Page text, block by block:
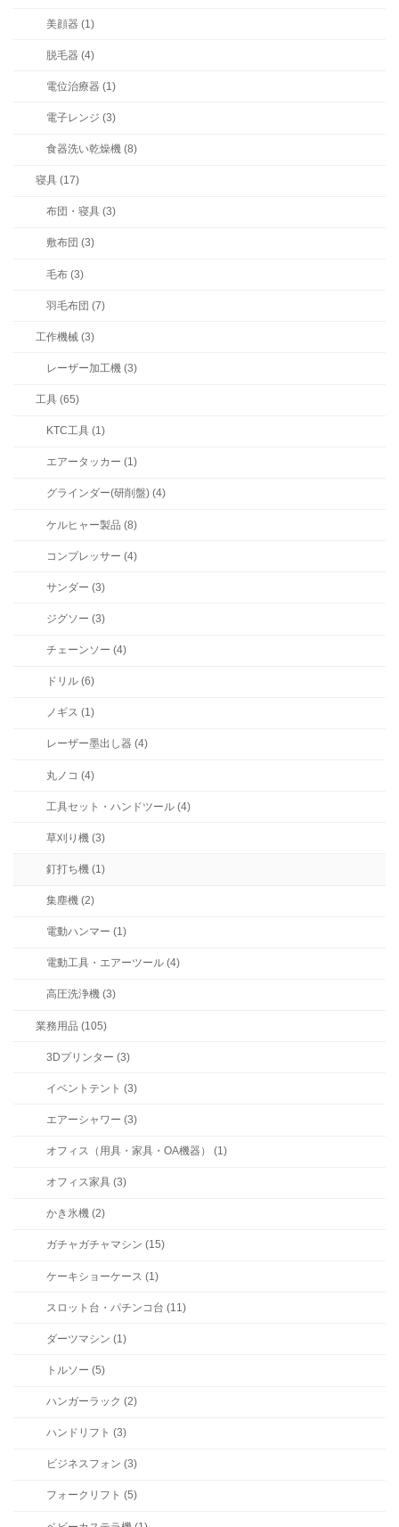
美顔器 (1)
脱毛器 (4)
電位治療器 (1)
電子レンジ (3)
食器洗い乾燥機 (8)
寝具 (17)
布団・寝具 (3)
敷布団 (3)
毛布 (3)
羽毛布団 (7)
工作機械 (3)
レーザー加工機 (3)
工具 (65)
KTC工具 (1)
エアータッカー (1)
グラインダー(研削盤) (4)
ケルヒャー製品 (8)
コンプレッサー (4)
サンダー (3)
ジグソー (3)
チェーンソー (4)
ドリル (6)
ノギス (1)
レーザー墨出し器 (4)
丸ノコ (4)
工具セット・ハンドツール (4)
草刈り機 (3)
釘打ち機 (1)
集塵機 (2)
電動ハンマー (1)
電動工具・エアーツール (4)
高圧洗浄機 (3)
業務用品 (105)
3Dプリンター (3)
イベントテント (3)
エアーシャワー (3)
オフィス（用具・家具・OA機器） (1)
オフィス家具 (3)
かき氷機 (2)
ガチャガチャマシン (15)
ケーキショーケース (1)
スロット台・パチンコ台 (11)
ダーツマシン (1)
トルソー (5)
ハンガーラック (2)
ハンドリフト (3)
ビジネスフォン (3)
フォークリフト (5)